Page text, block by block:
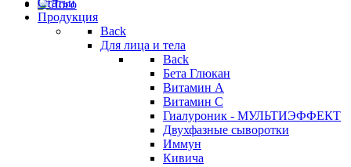
Продукция
Back
Для лица и тела
Back
Бета Глюкан
Витамин А
Витамин С
Гиалуроник - МУЛЬТИЭФФЕКТ
Двухфазные сыворотки
Иммун
Кивича